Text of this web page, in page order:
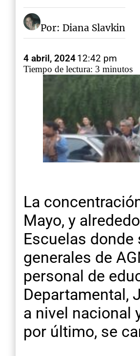
Por: Diana Slavkin
4 abril, 202412:42 pm
Tiempo de lectura: 3 minutos
La
Mayo, y
Escuelas
generales de
personal de
Departamental,
a nivel nacional
por último, se